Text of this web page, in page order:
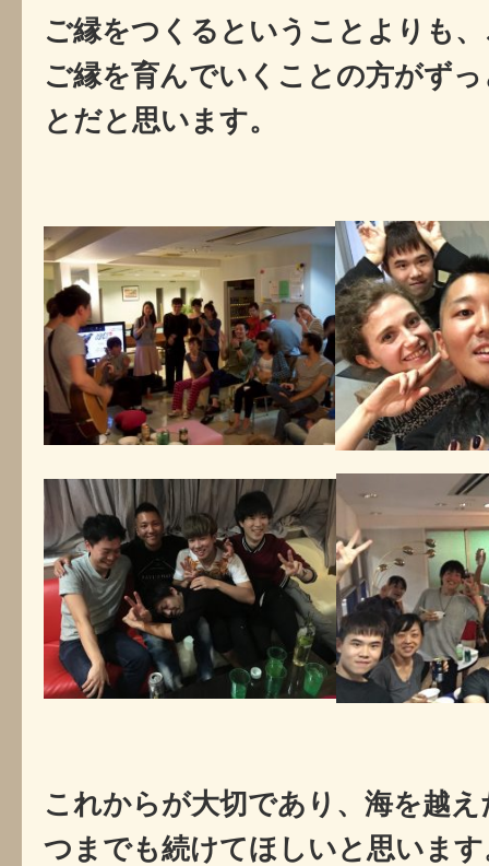
ご縁をつくるということよりも
ご縁を育んでいくことの方がず
とだと思います。
これからが大切であり、海を越
つまでも続けてほしいと思います